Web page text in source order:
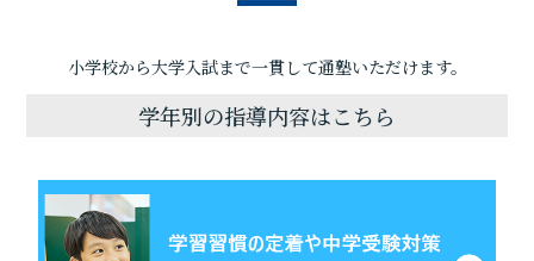
小学校から大学入試まで一貫して通塾いただけます。
学年別の指導内容はこちら